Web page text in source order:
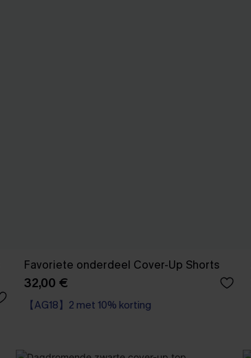
Favoriete onderdeel Cover-Up Shorts
32,00 €
【AG18】2 met 10% korting